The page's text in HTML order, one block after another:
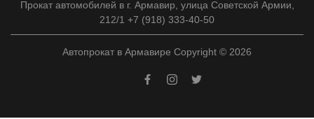
Прокат автомобилей в г. Армавир, улица Советской Армии,
212/1 +7 (918) 333-40-50
Автопрокат в Армавире Copyright © 2026